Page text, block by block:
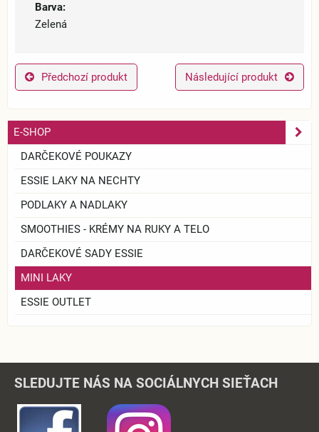
Barva:
Zelená
Předchozí produkt Následující produkt
E-SHOP
DARČEKOVÉ POUKAZY
ESSIE LAKY NA NECHTY
PODLAKY A NADLAKY
SMOOTHIES - KRÉMY NA RUKY A TELO
DARČEKOVÉ SADY ESSIE
MINI LAKY
ESSIE OUTLET
SLEDUJTE NÁS NA SOCIÁLNYCH SIEŤACH